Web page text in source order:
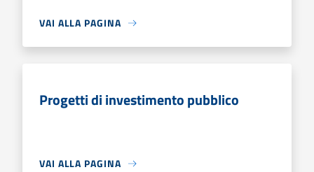
VAI ALLA PAGINA
Progetti di investimento pubblico
VAI ALLA PAGINA